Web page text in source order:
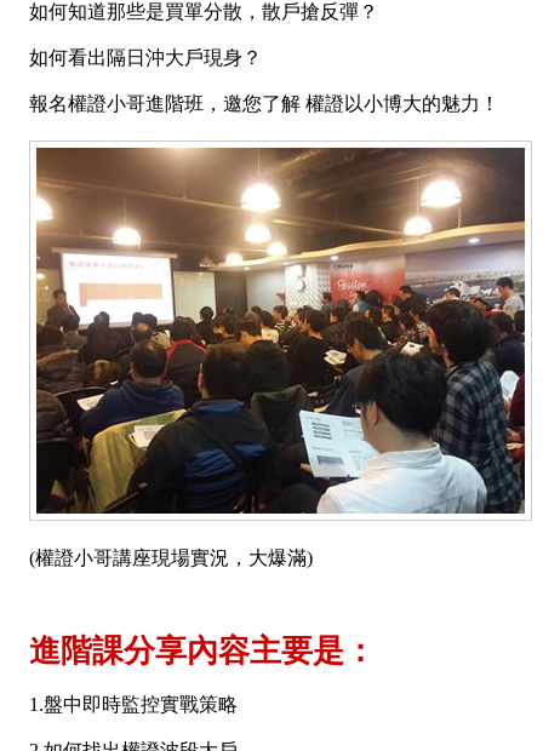
如何知道那些是買單分散，散戶搶反彈？
如何看出隔日沖大戶現身？
報名權證小哥進階班，邀您了解 權證以小博大的魅力！
(權證小哥講座現場實況，大爆滿)
進階課分享內容主要是：
1.盤中即時監控實戰策略